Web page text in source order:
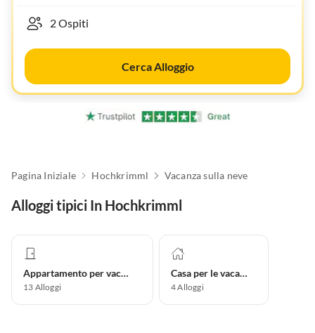
Cerca Alloggio
Pagina Iniziale Hochkrimml Vacanza sulla neve
Alloggi tipici In Hochkrimml
Appartamento per vacanze
13 Alloggi
Casa per le vacanze
4Alloggi